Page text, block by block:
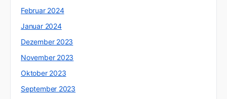
Februar 2024
Januar 2024
Dezember 2023
November 2023
Oktober 2023
September 2023